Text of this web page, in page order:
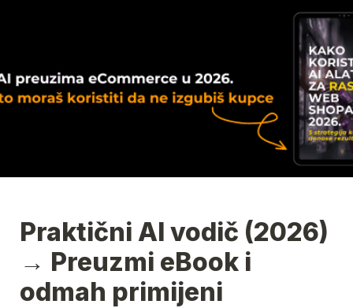
Praktični AI vodič (2026)
→ Preuzmi eBook i
odmah primijeni